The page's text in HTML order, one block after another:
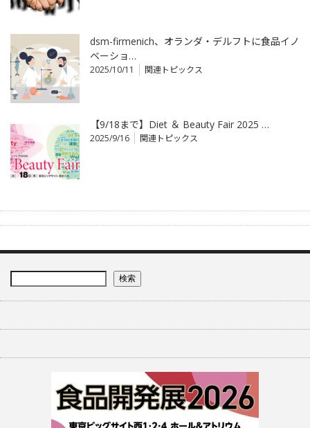
dsm-firmenich、オランダ・デルフトに食品イノ
ベーショ…
2025/10/11 関連トピックス
【9/18まで】Diet ＆ Beauty Fair 2025 …
2025/9/16 関連トピックス
検索